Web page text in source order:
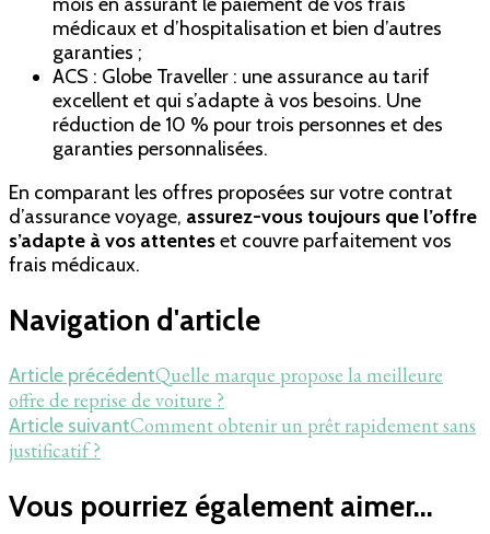
mois en assurant le paiement de vos frais
médicaux et d’hospitalisation et bien d’autres
garanties ;
ACS : Globe Traveller : une assurance au tarif
excellent et qui s’adapte à vos besoins. Une
réduction de 10 % pour trois personnes et des
garanties personnalisées.
En comparant les offres proposées sur votre contrat
d’assurance voyage, assurez-vous toujours que l’offre
s’adapte à vos attenteset couvre parfaitement vos
frais médicaux.
Navigation d'article
Article précédentQuelle marque propose la meilleure
offre de reprise de voiture ?
Article suivantComment obtenir un prêt rapidement sans
justificatif ?
Vous pourriez également aimer...